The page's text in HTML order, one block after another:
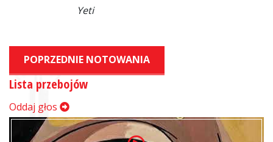
Yeti
POPRZEDNIE NOTOWANIA
Lista przebojów
Oddaj głos